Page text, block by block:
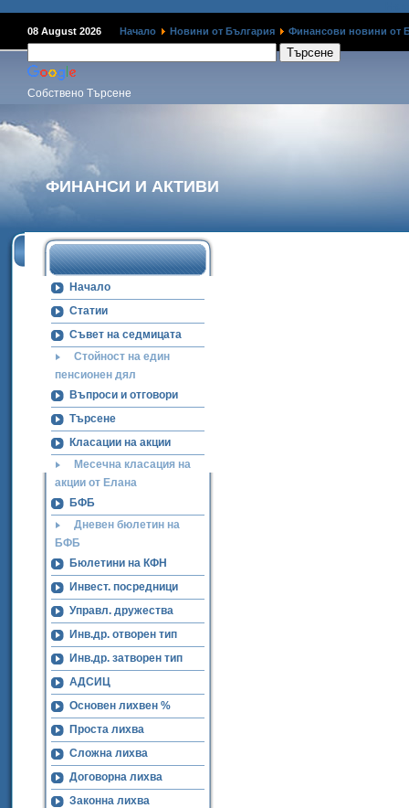
08 August 2026 Начало Новини от България Финансови новини от
Собствено Търсене
ФИНАНСИ И АКТИВИ
Начало
Статии
Съвет на седмицата
Стойност на един
пенсионен дял
Въпроси и отговори
Търсене
Класации на акции
Месечна класация на
акции от Елана
БФБ
Дневен бюлетин на
БФБ
Бюлетини на КФН
Инвест. посредници
Управл. дружества
Инв.др. отворен тип
Инв.др. затворен тип
АДСИЦ
Основен лихвен %
Проста лихва
Сложна лихва
Договорна лихва
Законна лихва